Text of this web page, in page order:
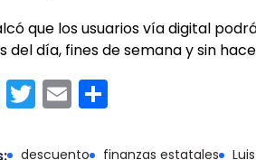
que los usuarios vía digital
del día, fines de semana y sin
F
a
c
T
w
itt
E
m
ai m
descuento finanzas estatales